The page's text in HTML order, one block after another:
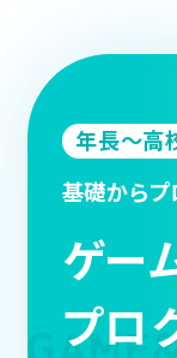
年長～高
基礎からプ
ゲー
プロ